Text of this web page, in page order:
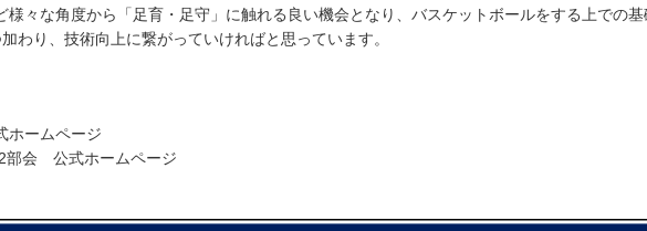
々な角度から「足育・足守」に触れる良い機会となり、バスケットボールをする上での基
わり、技術向上に繋がっていければと思っています。
ホームページ
部会 公式ホームページ